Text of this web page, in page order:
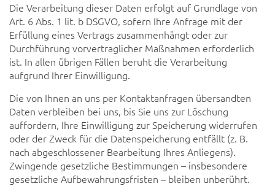
Die Verarbeitung dieser Daten erfolgt auf Grundlage von
Art. 6 Abs. 1 lit. b DSGVO, sofern Ihre Anfrage mit der
Erfüllung eines Vertrags zusammenhängt oder zur
Durchführung vorvertraglicher Maßnahmen erforderlich
ist. In allen übrigen Fällen beruht die Verarbeitung
aufgrund Ihrer Einwilligung.
Die von Ihnen an uns per Kontaktanfragen übersandten
Daten verbleiben bei uns, bis Sie uns zur Löschung
auffordern, Ihre Einwilligung zur Speicherung widerrufen
oder der Zweck für die Datenspeicherung entfällt (z. B.
nach abgeschlossener Bearbeitung Ihres Anliegens).
Zwingende gesetzliche Bestimmungen – insbesondere
gesetzliche Aufbewahrungsfristen – bleiben unberührt.